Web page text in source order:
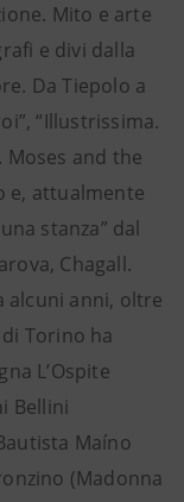
Mito e arte
e divi dalla
Da Tiepolo a
“Illustrissima.
Moses and the
e, attualmente
stanza” dal
Chagall.
alcuni anni, oltre
Torino ha
L’Ospite
Bellini
Maíno
(Madonna